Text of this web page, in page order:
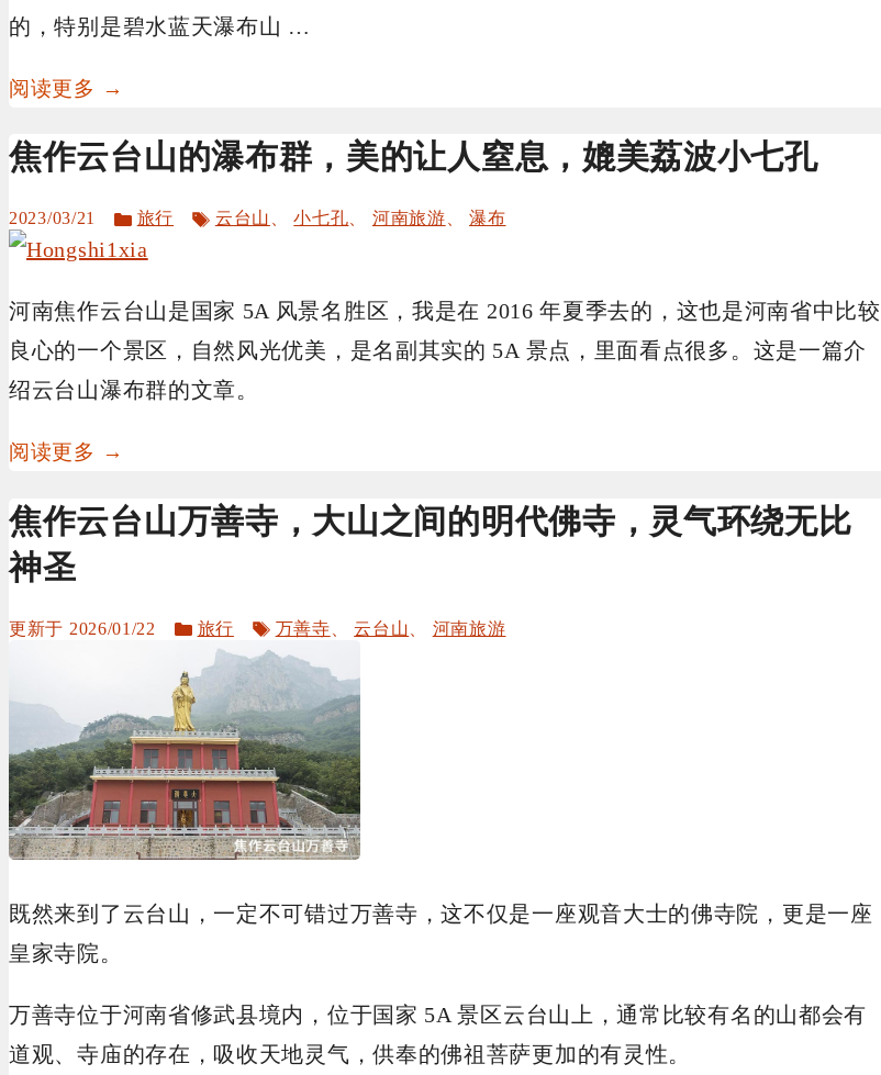
的，特别是碧水蓝天瀑布山 …
阅读更多 →
焦作云台山的瀑布群，美的让人窒息，媲美荔波小七孔
2023/03/21
分
旅行
标
云台山 、小七孔 河南旅游 、瀑布
河南焦作云台山是国家 5A 风景名胜区，我是在 2016 年夏季去的，这也是河南省中比较
良心的一个景区，自然风光优美，是名副其实的 5A 景点，里面看点很多。这是一篇介
绍云台山瀑布群的文章。
阅读更多 →
焦作云台山万善寺，大山之间的明代佛寺，灵气环绕无比
神圣
2026/01/22
分
旅行
标
签
万善寺 、云台山 河南旅游
既然来到了云台山，一定不可错过万善寺，这不仅是一座观音大士的佛寺院，更是一座
皇家寺院。
万善寺位于河南省修武县境内，位于国家 5A 景区云台山上，通常比较有名的山都会有
道观、寺庙的存在，吸收天地灵气，供奉的佛祖菩萨更加的有灵性。